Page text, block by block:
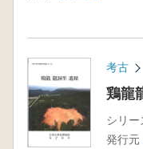
考古
鶏龍
シリー
発行元